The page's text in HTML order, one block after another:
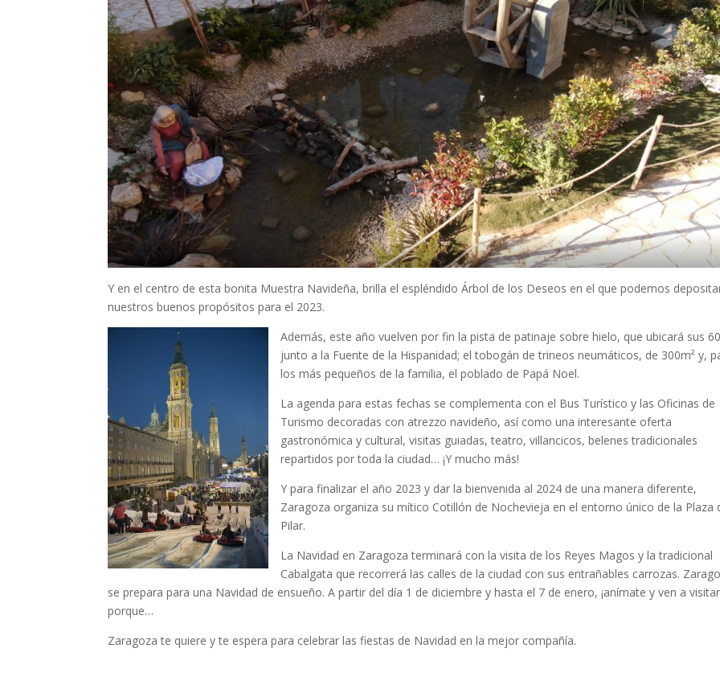
Y en el centro de esta bonita Muestra Navideña, brilla el espléndido Árbol de los Deseos en el que podemos
nuestros buenos propósitos para el 2023.
Además, este año vuelven por fin la pista de patinaje sobre hielo, que ubicará sus
junto a la Fuente de la Hispanidad; el tobogán de trineos neumáticos, de 300m² y,
los más pequeños de la familia, el poblado de Papá Noel.
La agenda para estas fechas se complementa con el Bus Turístico y las Oficinas de
Turismo decoradas con atrezzo navideño, así como una interesante oferta
gastronómica y cultural, visitas guiadas, teatro, villancicos, belenes tradicionales
repartidos por toda la ciudad… ¡Y mucho más!
Y para finalizar el año 2023 y dar la bienvenida al 2024 de una manera diferente,
Zaragoza organiza su mítico Cotillón de Nochevieja en el entorno único de la Plaza
Pilar.
La Navidad en Zaragoza terminará con la visita de los Reyes Magos y la tradicional
Cabalgata que recorrerá las calles de la ciudad con sus entrañables carrozas.
se prepara para una Navidad de ensueño. A partir del día 1 de diciembre y hasta el 7 de enero, ¡anímate y ven a
porque…
Zaragoza te quiere y te espera para celebrar las fiestas de Navidad en la mejor compañía.